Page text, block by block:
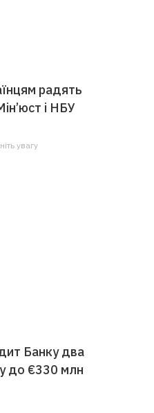
радять
і НБУ
увагу
Банку два
до €330 млн